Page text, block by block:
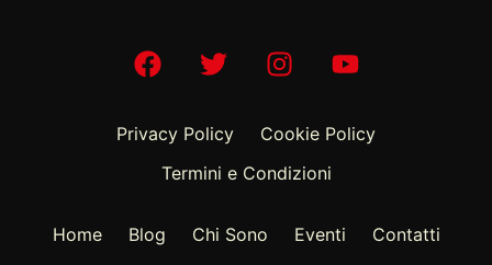
Privacy Policy
Cookie Policy
Termini e Condizioni
Home Blog Chi Sono Eventi Contatti